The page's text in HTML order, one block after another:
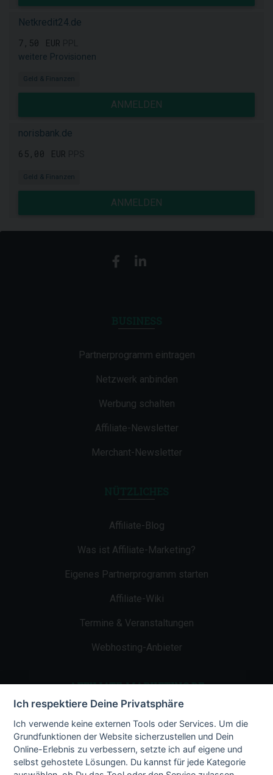
Netkredit24.de
7,50 EUR
weitere Provisionen
Geld & Finanzen
ANMELDEN
norisbank.de
65,00 EUR
Geld & Finanzen
ANMELDEN
Partnerprogramm eintragen
Netzwerk anbinden
Werbung schalten
Affiliate-Newsletter
Merchant-Newsletter
Affiliate-Blog
Was ist Affiliate-Marketing?
Eigenes Partnerprogramm starten
Affiliate-Wiki
Termine & Veranstaltungen
Webhosting-Anbieter
AFFILIATE-MARKETING.DE
Impressum
Kontakt
Datenschutz
Ich respektiere Deine Privatsphäre
Ich verwende keine externen Tools oder Services. Um die
Grundfunktionen der Website sicherzustellen und Dein
Online-Erlebnis zu verbessern, setzte ich auf eigene und
selbst gehostete Lösungen. Du kannst für jede Kategorie